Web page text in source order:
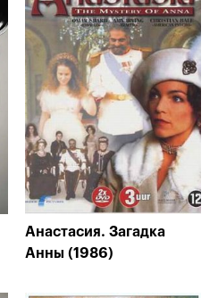
Анастасия. Загадка
Анны (1986)